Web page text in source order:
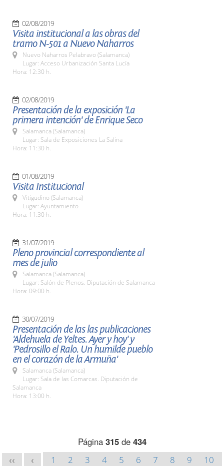
02/08/2019
Visita institucional a las obras del
tramo N-501 a Nuevo Naharros
Nuevo Naharros Pelabravo (Salamanca)
Lugar: Acceso Urbanización Santa Lucía
Hora: 12:30 h.
02/08/2019
Presentación de la exposición 'La
primera intención' de Enrique Seco
Salamanca (Salamanca)
Lugar: Sala de Exposiciones La Salina
Hora: 11:30 h.
01/08/2019
Visita Institucional
Vitigudino (Salamanca)
Lugar: Ayuntamiento
Hora: 11:30 h.
31/07/2019
Pleno provincial correspondiente al
mes de julio
Salamanca (Salamanca)
Lugar: Salón de Plenos. Diputación de Salamanca
Hora: 09:00 h.
30/07/2019
Presentación de las las publicaciones
'Aldehuela de Yeltes. Ayer y hoy' y
'Pedrosillo el Ralo. Un humilde pueblo
en el corazón de la Armuña'
Salamanca (Salamanca)
Lugar: Sala de las Comarcas. Diputación de
Salamanca
Hora: 13:00 h.
Página 315de 434
<< < 1 2 3 4 5 6 7 8 9
10